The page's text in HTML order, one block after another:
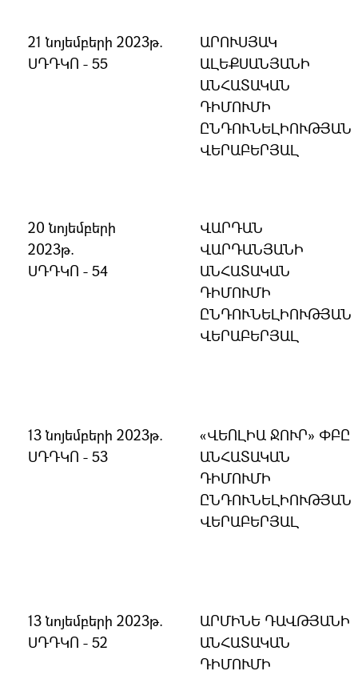
21 նոյեմբերի 2023թ.
ՍԴԴԿՈ - 55
ԱՐՈՒՍՅԱԿ
ԱԼԵՔՍԱՆՅԱՆԻ
ԱՆՀԱՏԱԿԱՆ
ԴԻՄՈՒՄԻ
ԸՆԴՈՒՆԵԼԻՈՒԹՅԱՆ
ՎԵՐԱԲԵՐՅԱԼ
20 նոյեմբերի
2023թ.
ՍԴԴԿՈ - 54
ՎԱՐԴԱՆ
ՎԱՐԴԱՆՅԱՆԻ
ԱՆՀԱՏԱԿԱՆ
ԴԻՄՈՒՄԻ
ԸՆԴՈՒՆԵԼԻՈՒԹՅԱՆ
ՎԵՐԱԲԵՐՅԱԼ
13 նոյեմբերի 2023թ.
ՍԴԴԿՈ - 53
«ՎԵՈԼԻԱ ՋՈՒՐ» ՓԲԸ
ԱՆՀԱՏԱԿԱՆ
ԴԻՄՈՒՄԻ
ԸՆԴՈՒՆԵԼԻՈՒԹՅԱՆ
ՎԵՐԱԲԵՐՅԱԼ
13 նոյեմբերի 2023թ.
ՍԴԴԿՈ - 52
ԱՐՄԻՆԵ ԴԱՎԹՅԱՆԻ
ԱՆՀԱՏԱԿԱՆ
ԴԻՄՈՒՄԻ